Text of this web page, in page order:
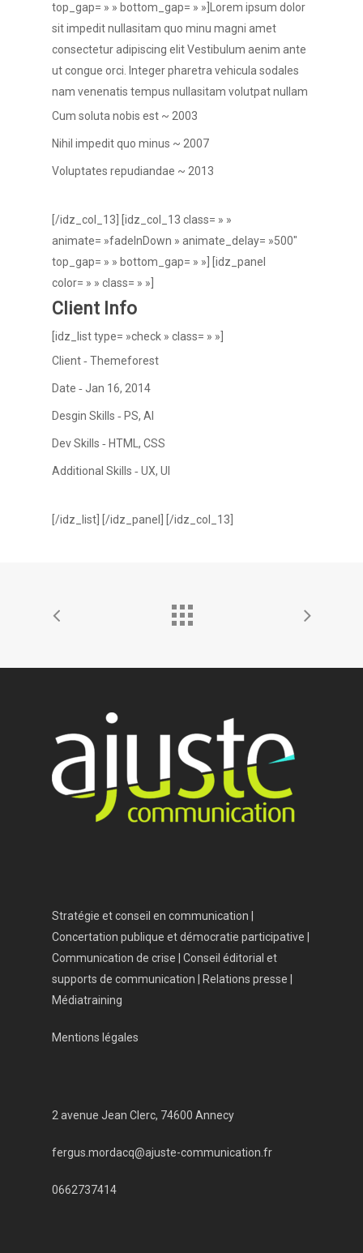
top_gap= » » bottom_gap= » »]Lorem ipsum dolor
sit impedit nullasitam quo minu magni amet
consectetur adipiscing elit Vestibulum aenim ante
ut congue orci. Integer pharetra vehicula sodales
nam venenatis tempus nullasitam volutpat nullam
Cum soluta nobis est ~ 2003
Nihil impedit quo minus ~ 2007
Voluptates repudiandae ~ 2013
[/idz_col_13] [idz_col_13 class= » »
animate= »fadeInDown » animate_delay= »500″
top_gap= » » bottom_gap= » »] [idz_panel
color= » » class= » »]
Client Info
[idz_list type= »check » class= » »]
Client ‐ Themeforest
Date ‐ Jan 16, 2014
Desgin Skills ‐ PS, AI
Dev Skills ‐ HTML, CSS
Additional Skills ‐ UX, UI
[/idz_list] [/idz_panel] [/idz_col_13]
Stratégie et conseil en communication |
Concertation publique et démocratie participative |
Communication de crise | Conseil éditorial et
supports de communication | Relations presse |
Médiatraining
Mentions légales
2 avenue Jean Clerc, 74600 Annecy
fergus.mordacq@ajuste-communication.fr
0662737414
Accueil
Nous connaître
Contact